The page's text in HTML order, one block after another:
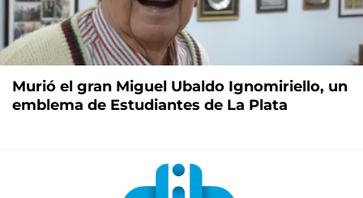
Murió el gran Miguel Ubaldo Ignomiriello, un
emblema de Estudiantes de La Plata